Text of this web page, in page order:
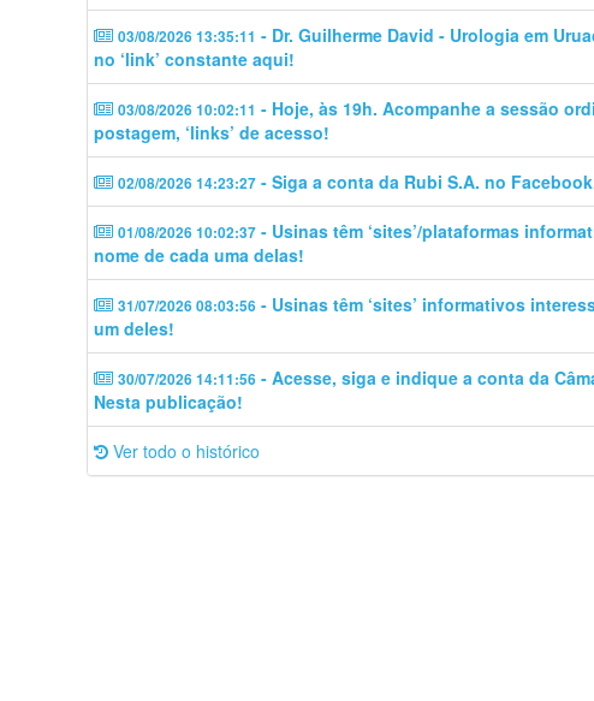
03/08/2026 13:35:11 - Dr. Guilherme David - Urologia em
no ‘link’ constante aqui!
03/08/2026 10:02:11 - Hoje, às 19h. Acompanhe a sessão
postagem, ‘links’ de acesso!
02/08/2026 14:23:27 - Siga a conta da Rubi S.A. no
01/08/2026 10:02:37 - Usinas têm ‘sites’/plataformas
nome de cada uma delas!
31/07/2026 08:03:56 - Usinas têm ‘sites’ informativos
um deles!
30/07/2026 14:11:56 - Acesse, siga e indique a conta da
Nesta publicação!
Ver todo o histórico